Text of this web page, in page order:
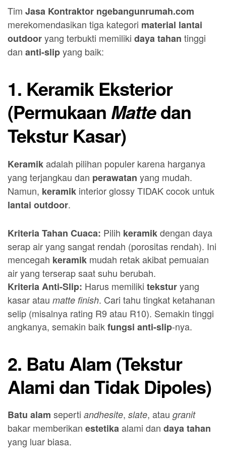
Tim Jasa Kontraktor ngebangunrumah.com
merekomendasikan tiga kategori material lantai
outdooryang terbukti memiliki daya tahan tinggi
dan anti-slipyang baik:
1. Keramik Eksterior
(Permukaan Mattedan
Tekstur Kasar)
Keramikadalah pilihan populer karena harganya
yang terjangkau dan perawatan yang mudah.
Namun, keramik interior glossy TIDAK cocok untuk
lantai outdoor.
Kriteria Tahan Cuaca: Pilih keramikdengan daya
serap air yang sangat rendah (porositas rendah). Ini
mencegah keramik mudah retak akibat pemuaian
air yang terserap saat suhu berubah.
Kriteria Anti-Slip: Harus memiliki teksturyang
kasar atau matte finish. Cari tahu tingkat ketahanan
selip (misalnya rating R9 atau R10). Semakin tinggi
angkanya, semakin baikfungsi anti-slip-nya.
2. Batu Alam (Tekstur
Alami dan Tidak Dipoles)
Batu alam seperti andhesite, slate, atau granit
bakar memberikan estetikaalami dan daya tahan
yang luar biasa.